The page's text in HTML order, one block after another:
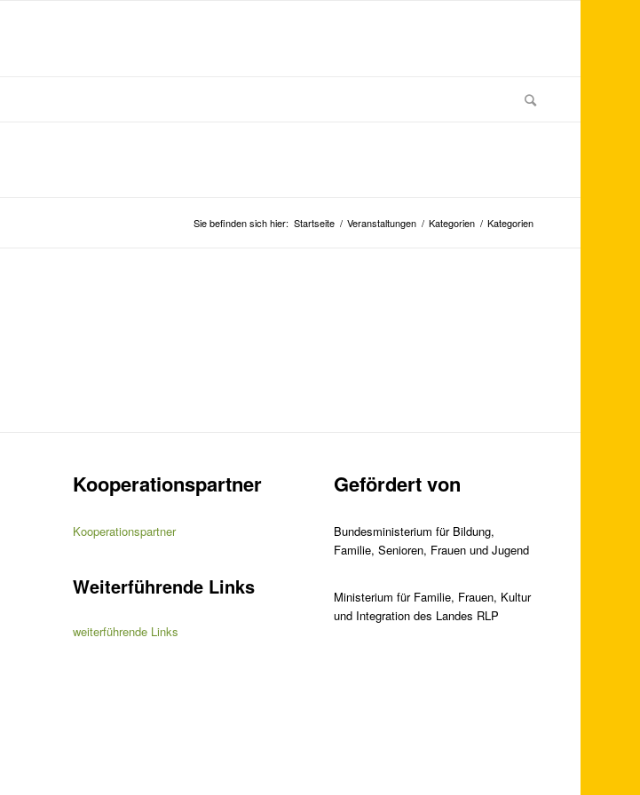
Sie befinden sich hier: Startseite / Veranstaltungen / Kategorien / Kategorien
Kooperationspartner
Kooperationspartner
Weiterführende Links
weiterführende Links
Gefördert von
Bundesministerium für Bildung,
Familie, Senioren, Frauen und Jugend
Ministerium für Familie, Frauen, Kultur
und Integration des Landes RLP